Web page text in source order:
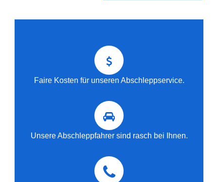
Faire Kosten für unseren Abschleppservice.
Unsere Abschleppfahrer sind rasch bei Ihnen.